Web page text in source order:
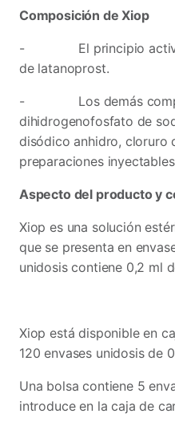
Composición de Xiop
- El principio activo
de latanoprost.
- Los demás
dihidrogenofosfato de
disódico anhidro, cloruro
preparaciones
Aspecto del producto y
Xiop es una solución
que se presenta en
unidosis contiene 0,2 ml
Xiop está disponible en
120 envases unidosis de
Una bolsa contiene 5
introduce en la caja de